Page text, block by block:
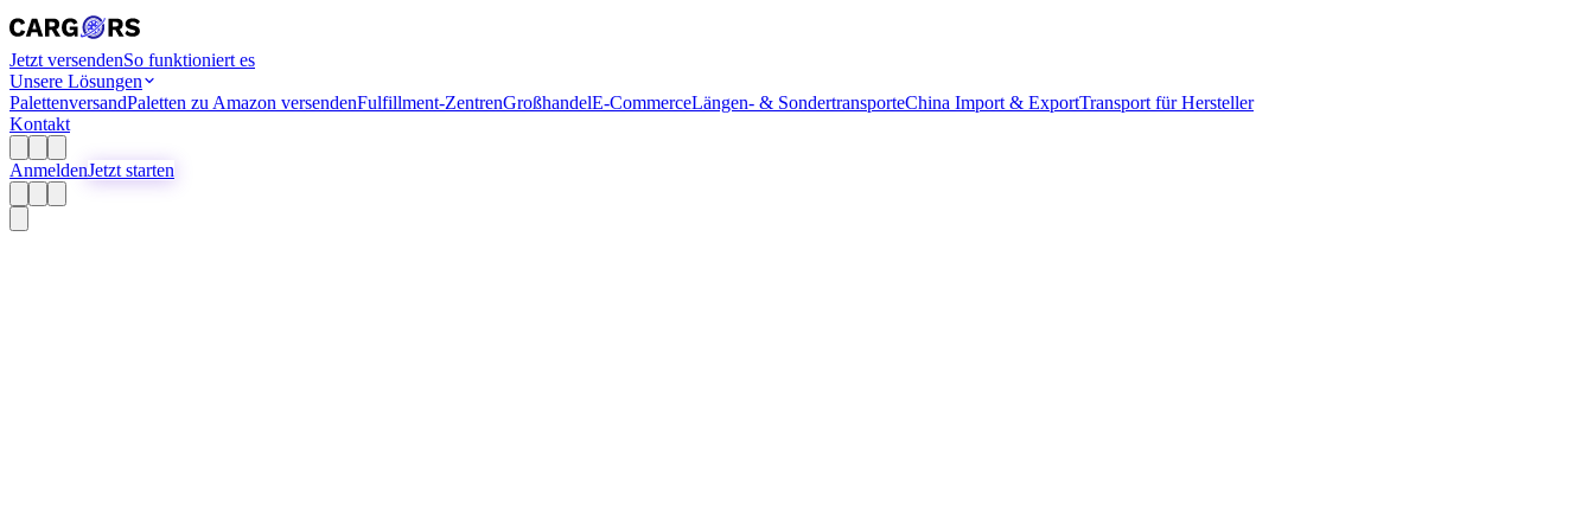
Jetzt versendenSo funktioniert es
Unsere Lösungen
PalettenversandPaletten zu Amazon versendenFulfillment-ZentrenGroßhandelE-CommerceLängen- & SondertransporteChina Import & ExportTransport für Hersteller
Kontakt
AnmeldenJetzt starten